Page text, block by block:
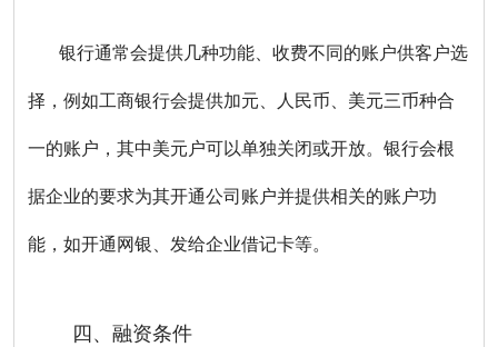
银行通常会提供几种功能、收费不同的账户供客户选
择，例如工商银行会提供加元、人民币、美元三币种合
一的账户，其中美元户可以单独关闭或开放。银行会根
据企业的要求为其开通公司账户并提供相关的账户功
能，如开通网银、发给企业借记卡等。
四、融资条件